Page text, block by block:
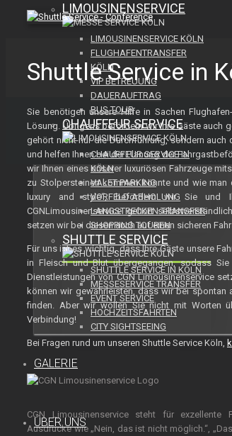
LIMOUSINENSERVICE
LIMOUSINENSERVICE KÖLN
FLUGHAFENTRANSFER
KÖLN
VIP BETREUUNG
DAUERAUFTRAG
BUS TOUR
CHAUFFEUR SERVICE
CHAUFFEUR SERVICE IN
KÖLN
VALET PARKING
VORFELD ABHOLUNG
LANGSTRECKEN TRANSFER
SHOPPING TOUREN
SHUTTLE SERVICE
SHUTTLE SERVICE IN KÖLN
MESSESERVICE TRANSFER
EVENT SERVICE
HOCHZEITSFAHRTEN
CITY SIGHTSEEING
GALERIE
ÜBER UNS
Shuttle Service in
Sie benötigen unsere Hilfe in Sachen
Lösung. Übrigens befördern wir Ihre Gäste auch
gehört nicht nur die Durchführung, sondern auch
und helfen Ihnen bei der Planung der
wir Ihnen eines unserer luxuriösen Fahrzeuge
zu Stolpersteinen kommen könnte und wie
luxury and style“, befördern wir Sie und
CGNLimousinenservice gehört
setzen wir bei diesen auch auf einen sicheren
Für uns ist es wichtig, dass Ihre Gäste unsere
in Fleisch und Blut übergegangen, sodass
Dienstleistungen von CGN Limousinenservice
können wir gewährleisten, dass wir bei spontan
finden. Aber wir wollen Sie nicht mit Worten
Verbindung!
Bei Fragen rund um unseren Shuttle Service Köln,
CGN Limousinenservice steht für exzellente
Ausdrücke wie „Nein, das ist nicht möglich.“,